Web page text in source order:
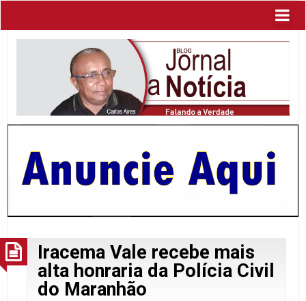
Iracema Vale recebe mais
alta honraria da Polícia Civil
do Maranhão